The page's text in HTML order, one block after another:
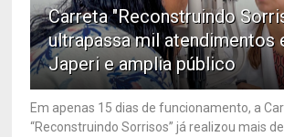
Carreta "Reconstruindo
ultrapassa mil atendimentos
Japeri e amplia público
Em apenas 15 dias de funcionamento, a
“Reconstruindo Sorrisos” já realizou mais de